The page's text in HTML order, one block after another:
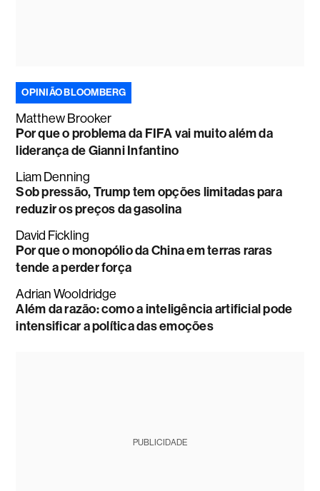
OPINIÃO BLOOMBERG
Matthew Brooker
Por que o problema da FIFA vai muito além da
liderança de Gianni Infantino
Liam Denning
Sob pressão, Trump tem opções limitadas para
reduzir os preços da gasolina
David Fickling
Por que o monopólio da China em terras raras
tende a perder força
Adrian Wooldridge
Além da razão: como a inteligência artificial pode
intensificar a política das emoções
PUBLICIDADE